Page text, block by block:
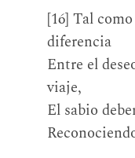
[16] Tal
diferencia
Entre el
viaje,
El sabio